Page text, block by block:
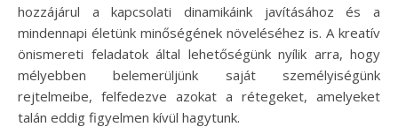
hozzájárul a kapcsolati dinamikáink javításához és a
mindennapi életünk minőségének növeléséhez is. A kreatív
önismereti feladatok által lehetőségünk nyílik arra, hogy
mélyebben belemerüljünk saját személyiségünk
rejtelmeibe, felfedezve azokat a rétegeket, amelyeket
talán eddig figyelmen kívül hagytunk.